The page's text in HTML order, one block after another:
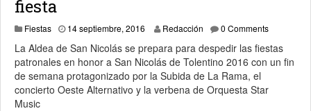
fiesta
Fiestas 14 septiembre, 2016 14 septiembre, 2016
Redacción 0 Comments
La Aldea de San Nicolás se prepara para despedir las fiestas
patronales en honor a San Nicolás de Tolentino 2016 con un fin
de semana protagonizado por la Subida de La Rama, el
concierto Oeste Alternativo y la verbena de Orquesta Star
Music